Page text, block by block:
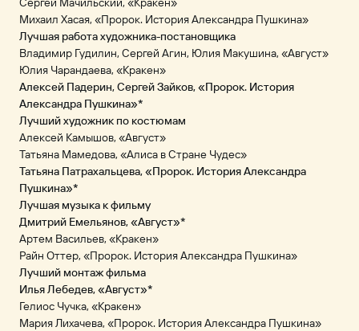
Михаил Хасая, «Пророк. История Александра Пушкина»
Лучшая работа художника-постановщика
Владимир Гудилин, Сергей Агин, Юлия Макушина, «Август»
Юлия Чарандаева, «Кракен»
Алексей Падерин, Сергей Зайков, «Пророк. История
Александра Пушкина»*
Лучший художник по костюмам
Алексей Камышов, «Август»
Татьяна Мамедова, «Алиса в Стране Чудес»
Татьяна Патрахальцева, «Пророк. История Александра
Пушкина»*
Лучшая музыка к фильму
Дмитрий Емельянов, «Август»*
Артем Васильев, «Кракен»
Райн Оттер, «Пророк. История Александра Пушкина»
Лучший монтаж фильма
Илья Лебедев, «Август»*
Гелиос Чучка, «Кракен»
Мария Лихачева, «Пророк. История Александра Пушкина»